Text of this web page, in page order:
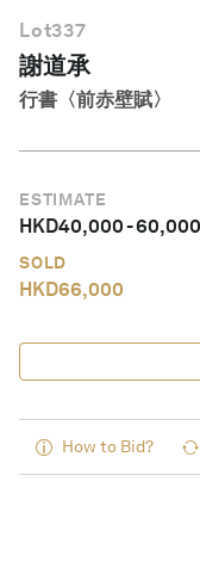
Lot337
謝道承
行書〈前赤壁賦〉
ESTIMATE
HKD40,000-60,000
SOLD
HKD66,000
How to Bid?